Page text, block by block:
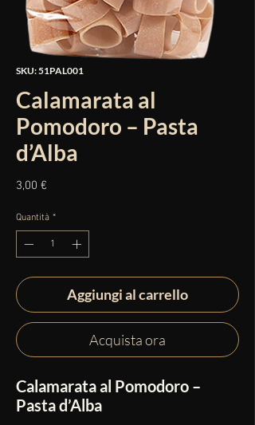
SKU: 51PAL001
Calamarata al
Pomodoro – Pasta
d’Alba
3,00 €
Quantità *
Aggiungi al carrello
Acquista ora
Calamarata al Pomodoro –
Pasta d’Alba